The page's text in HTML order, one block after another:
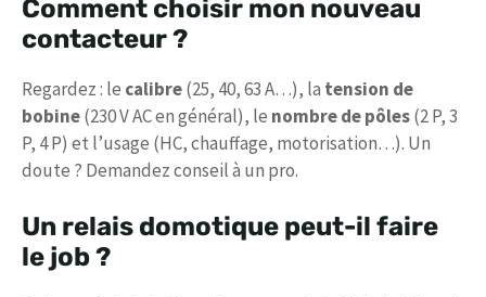
Comment choisir mon nouveau
contacteur ?
Regardez : le calibre(25, 40, 63 A…), la tension de
bobine(230 V AC en général), le nombre de pôles(2 P, 3
P, 4 P) et l’usage (HC, chauffage, motorisation…). Un
doute ? Demandez conseil à un pro.
Un relais domotique peut-il faire
le job ?